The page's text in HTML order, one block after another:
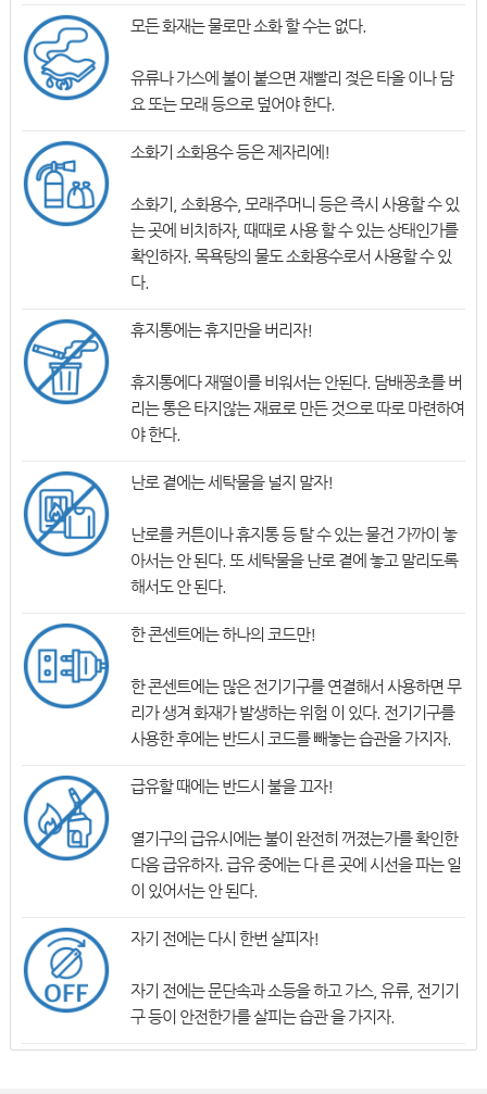
모든 화재는 물로만 소화 할 수는 없다.
유류나 가스에 불이 붙으면 재빨리 젖은 타올 이나 담
요 또는 모래 등으로 덮어야 한다.
소화기 소화용수 등은 제자리에!
소화기, 소화용수, 모래주머니 등은 즉시 사용할 수 있
는 곳에 비치하자, 때때로 사용 할 수 있는 상태인가를
확인하자. 목욕탕의 물도 소화용수로서 사용할 수 있
다.
휴지통에는 휴지만을 버리자!
휴지통에다 재떨이를 비워서는 안된다. 담배꽁초를 버
리는 통은 타지않는 재료로 만든 것으로 따로 마련하여
야 한다.
난로 곁에는 세탁물을 널지 말자!
난로를 커튼이나 휴지통 등 탈 수 있는 물건 가까이 놓
아서는 안 된다. 또 세탁물을 난로 곁에 놓고 말리도록
해서도 안 된다.
한 콘센트에는 하나의 코드만!
한 콘센트에는 많은 전기기구를 연결해서 사용하면 무
리가 생겨 화재가 발생하는 위험 이 있다. 전기기구를
사용한 후에는 반드시 코드를 빼놓는 습관을 가지자.
급유할 때에는 반드시 불을 끄자!
열기구의 급유시에는 불이 완전히 꺼졌는가를 확인한
다음 급유하자. 급유 중에는 다 른 곳에 시선을 파는 일
이 있어서는 안 된다.
자기 전에는 다시 한번 살피자!
자기 전에는 문단속과 소등을 하고 가스, 유류, 전기기
구 등이 안전한가를 살피는 습관 을 가지자.